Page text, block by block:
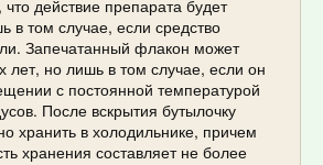
действие препарата будет
том случае, если средство
Запечатанный флакон может
лет, но лишь в том случае, если он
с постоянной температурой
После вскрытия бутылочку
хранить в холодильнике, причем
хранения составляет не более